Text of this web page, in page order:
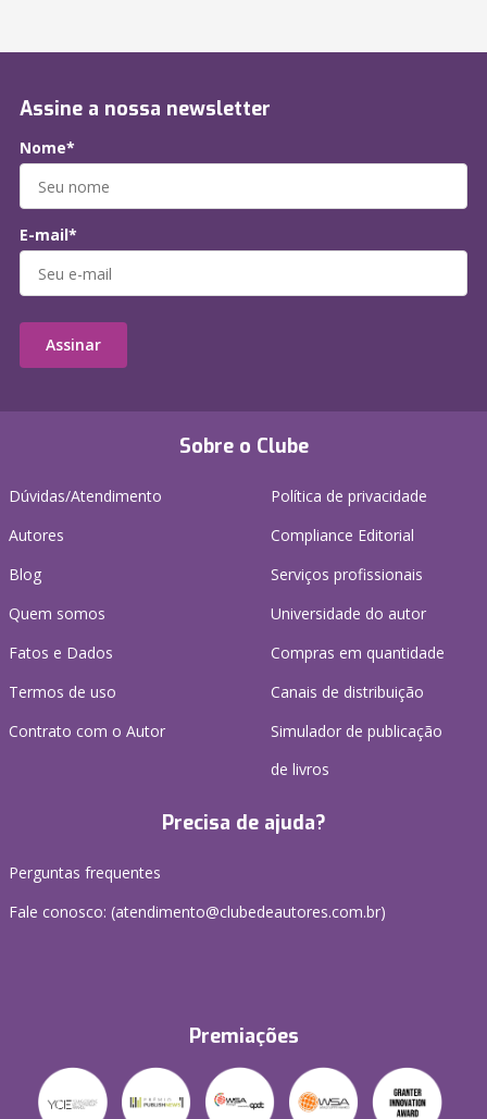
Sobre o Clube
Dúvidas/Atendimento
Autores
Blog
Quem somos
Fatos e Dados
Termos de uso
Contrato com o Autor
Política de privacidade
Compliance Editorial
Serviços profissionais
Universidade do autor
Compras em quantidade
Canais de distribuição
Simulador de publicação
de livros
Precisa de ajuda?
Perguntas frequentes
Fale conosco: (atendimento@clubedeautores.com.br)
Premiações
Assine a nossa newsletter
Nome*
E-mail*
Assinar